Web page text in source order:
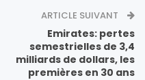
ARTICLE SUIVANT
Emirates: pertes
semestrielles de 3,4
milliards de dollars, les
premières en 30 ans